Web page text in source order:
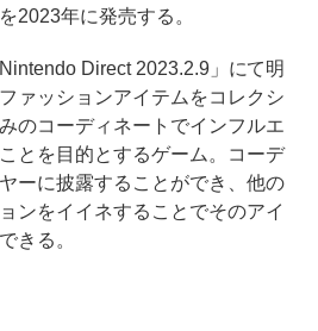
2023年に発売する。
Direct 2023.2.9」にて明
ァッションアイテムをコレクシ
のコーディネートでインフルエ
とを目的とするゲーム。コーデ
ーに披露することができ、他の
ンをイイネすることでそのアイ
きる。